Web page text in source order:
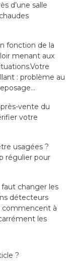
d’une salle
fonction de la
menant aux
: problème au
vente du
votre
usagées ?
régulier pour
faut changer les
détecteurs
commencent à
les
?